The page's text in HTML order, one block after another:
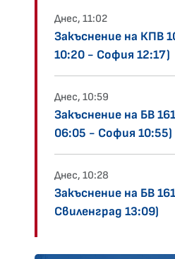
Днес, 11:02
Закъснение на КПВ
10:20 - София 12:17)
Днес, 10:59
Закъснение на БВ
06:05 - София 10:55)
Днес, 10:28
Закъснение на БВ
Свиленград 13:09)